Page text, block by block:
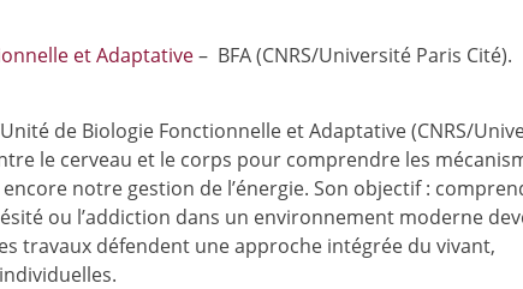
et Adaptative– BFA (CNRS/Université Paris Cité).
de Biologie Fonctionnelle et Adaptative (CNRS/
le cerveau et le corps pour comprendre les
notre gestion de l’énergie. Son objectif :
ou l’addiction dans un environnement moderne
travaux défendent une approche intégrée du vivant,